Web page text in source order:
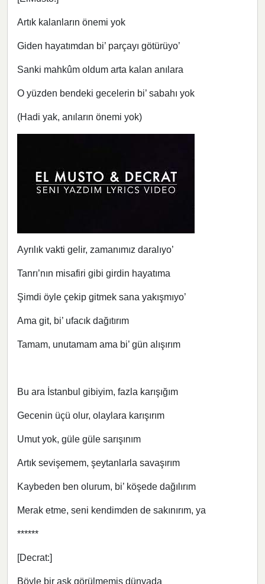
Artık kalanların önemi yok
Giden hayatımdan bi’ parçayı götürüyo’
Sanki mahkûm oldum arta kalan anılara
O yüzden bendeki gecelerin bi’ sabahı yok
(Hadi yak, anıların önemi yok)
Ayrılık vakti gelir, zamanımız daralıyo’
Tanrı’nın misafiri gibi girdin hayatıma
Şimdi öyle çekip gitmek sana yakışmıyo’
Ama git, bi’ ufacık dağıtırım
Tamam, unutamam ama bi’ gün alışırım
Bu ara İstanbul gibiyim, fazla karışığım
Gecenin üçü olur, olaylara karışırım
Umut yok, güle güle sarışınım
Artık sevişemem, şeytanlarla savaşırım
Kaybeden ben olurum, bi’ köşede dağılırım
Merak etme, seni kendimden de sakınırım, ya
******
[Decrat:]
Böyle bir aşk görülmemiş dünyada